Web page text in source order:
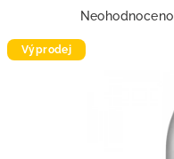
produktu
Neohodnoceno
Výprodej